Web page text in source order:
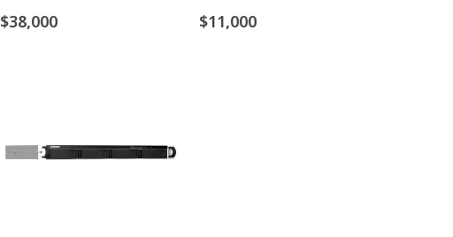
$38,000 $11,000